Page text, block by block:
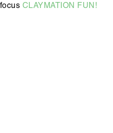
focus CLAYMATION FUN!